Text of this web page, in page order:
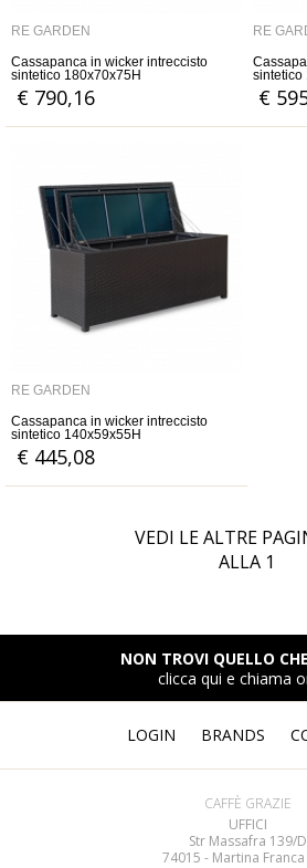
RE GARDEN
Cassapanca in wicker intreccisto
sintetico 180x70x75H
€ 790,16
RE
sintetico
€
RE GARDEN
Cassapanca in wicker intreccisto
sintetico 140x59x55H
€ 445,08
VEDI LE ALTRE
ALLA 1
NON TROVI QUELLO
clicca qui e chiama
LOGIN BRANDS
CAFFÈ GRAZIE
UFFICI
Str Massafra 139/D
74015 - Martina Franca